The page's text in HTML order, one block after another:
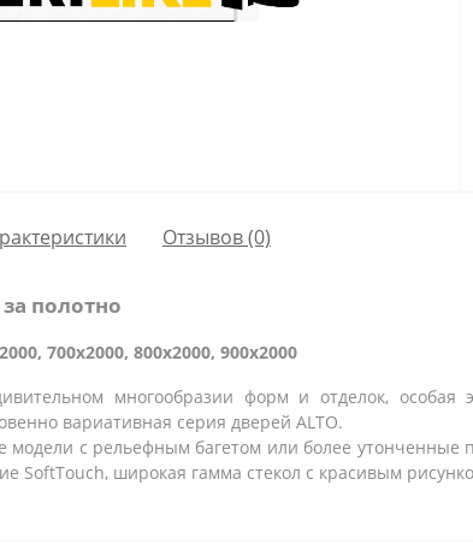
Отзывов (0)
полотно
700x2000, 800x2000, 900x2000
многообразии форм и отделок,
вариативная серия дверей ALTO.
с рельефным багетом или более утонченные
SoftTouch, широкая гамма стекол с красивым